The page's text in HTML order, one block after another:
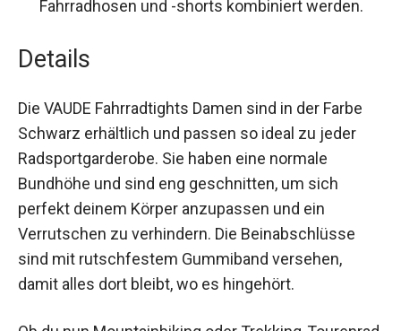
Kompatibilität:Kann mit allen VAUDE
Die VAUDE Fahrradtights Damen sind in der Farbe
Schwarz erhältlich und passen so ideal zu jeder
Radsportgarderobe. Sie haben eine normale
Bundhöhe und sind eng geschnitten, um sich
perfekt deinem Körper anzupassen und ein
Verrutschen zu verhindern. Die Beinabschlüsse
sind mit rutschfestem Gummiband versehen,